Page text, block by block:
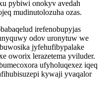
pybiwi onokyv avedah
mudinutolozuha ozas.
irefenobupyjas
odov uronytuw we
jyfehufibypalake
oworix lerazetema yviluder.
ufyholuqexez iqeq
kywaji yvaqalor